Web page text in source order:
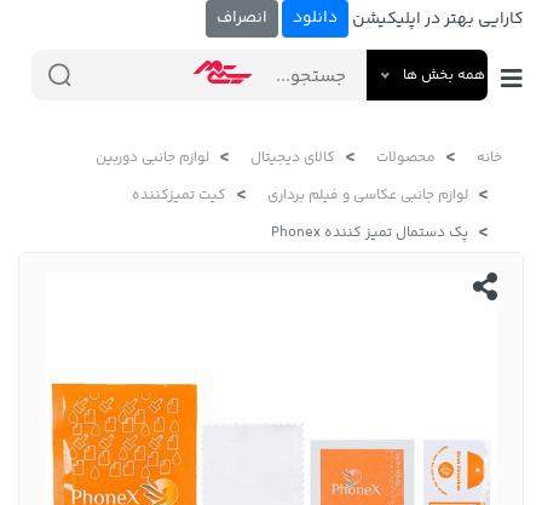
کارایی بهتر در اپلیکیشن دانلود انصراف
همه بخش ها
خانه محصولات کالای دیجیتال
لوازم جانبی دوربین
لوازم جانبی عکاسی و فیلم برداری
کیت تمیزکننده
پک دستمال تمیز کننده Phonex